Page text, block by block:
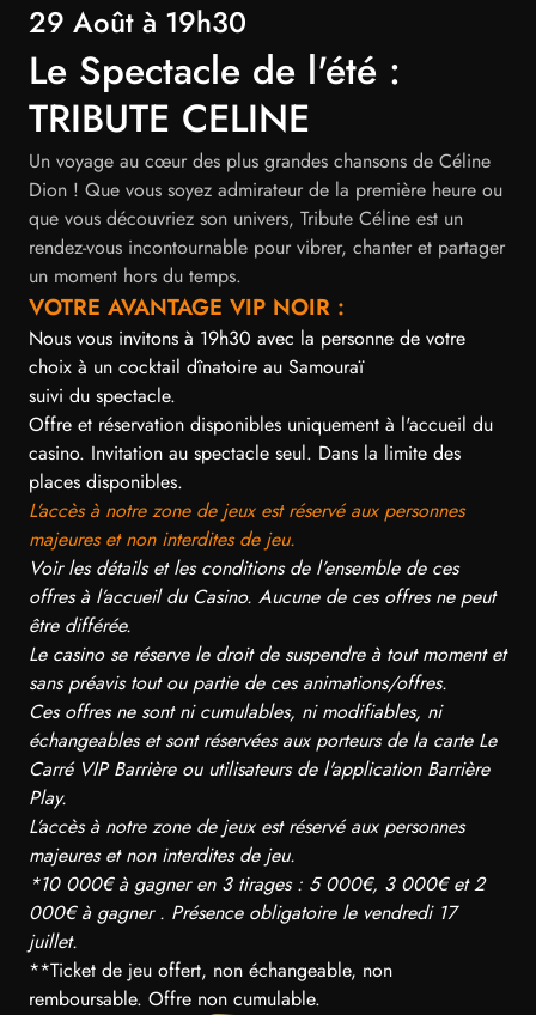
29 Août à 19h30
Le Spectacle de l'été :
TRIBUTE CELINE
Un voyage au cœur des plus grandes chansons de Céline
Dion ! Que vous soyez admirateur de la première heure ou
que vous découvriez son univers, Tribute Céline est un
rendez-vous incontournable pour vibrer, chanter et partager
un moment hors du temps.
VOTRE AVANTAGE VIP NOIR :
Nous vous invitons à 19h30 avec la personne de votre
choix à un cocktail dînatoire au Samouraï
suivi du spectacle.
Offre et réservation disponibles uniquement à l'accueil du
casino. Invitation au spectacle seul. Dans la limite des
places disponibles.
L’accès à notre zone de jeux est réservé aux personnes
majeures et non interdites de jeu.
Voir les détails et les conditions de l’ensemble de ces
offres à l’accueil du Casino. Aucune de ces offres ne peut
être différée.
Le casino se réserve le droit de suspendre à tout moment et
sans préavis tout ou partie de ces animations/offres.
Ces offres ne sont ni cumulables, ni modifiables, ni
échangeables et sont réservées aux porteurs de la carte Le
Carré VIP Barrière ou utilisateurs de l'application Barrière
Play.
L’accès à notre zone de jeux est réservé aux personnes
majeures et non interdites de jeu.
*10 000€ à gagner en 3 tirages : 5 000€, 3 000€ et 2
000€ à gagner . Présence obligatoire le vendredi 17
juillet.
**Ticket de jeu offert, non échangeable, non
remboursable. Offre non cumulable.